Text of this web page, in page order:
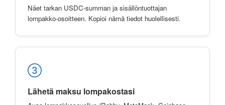
Näet tarkan USDC-summan ja sisällöntuottajan
lompakko-osoitteen. Kopioi nämä tiedot huolellisesti.
Lähetä maksu lompakostasi